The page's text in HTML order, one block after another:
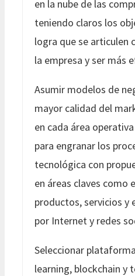
en la nube de las
teniendo claros los
logra que se articulen
la empresa y ser más
Asumir modelos de
mayor calidad del
en cada área
para engranar los
tecnológica con
en áreas claves como
productos, servicios y
por Internet y redes
Seleccionar
learning, blockchain y